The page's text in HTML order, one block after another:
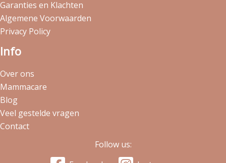
Garanties en Klachten
Algemene Voorwaarden
Privacy Policy
Info
Over ons
Mammacare
Blog
Veel gestelde vragen
Contact
Follow us: